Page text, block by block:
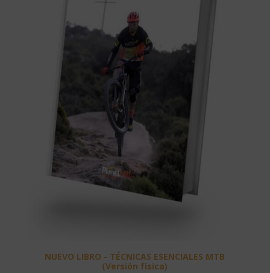
NUEVO LIBRO - TÉCNICAS ESENCIALES MTB
(Versión física)